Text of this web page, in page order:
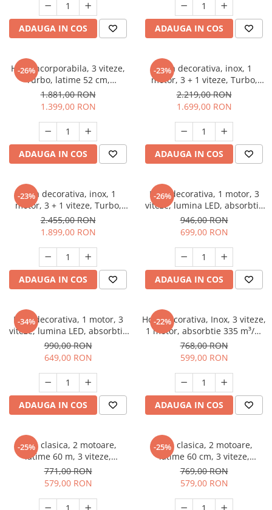
Semanatoare,Plantatoare
Sere
Suflante & Aspiratoare
Aspiratoare
Suflante Frunze
Unelte Gradinarit
Ventilatoare & Sisteme Racire
Aparate de aer conditionat
Zootehnie
Foarfeci tuns oi
Incubatoare oua
ADAUGA IN COS ADAUGA IN COS
-26%
Hota incorporabila, 3 viteze,
Turbo, latime 52 cm,
absorbtie 580 m³/h, lumina
LED, Gri, PYRAMIS
1.881,00 RON
1.399,00 RON
ADAUGA IN COS
-23%
Hota decorativa, inox, 1
motor, 3 + 1 viteze, Turbo,
absorbtie 600 m³/h, latime 60
cm, PYRAMIS
2.219,00 RON
1.699,00 RON
ADAUGA IN COS
-23%
Hota decorativa, inox, 1
motor, 3 + 1 viteze, Turbo,
absorbtie 600 m³/h, latime 90
cm, PYRAMIS
2.455,00 RON
1.899,00 RON
ADAUGA IN COS
-26%
Hota decorativa, 1 motor, 3
viteze, lumina LED, absorbtie
410 m³/h, latime 60 cm, Bej,
PYRAMIS
946,00 RON
699,00 RON
ADAUGA IN COS
-34%
Hota decorativa, 1 motor, 3
viteze, lumina LED, absorbtie
410 m³/h, latime 60 cm,
Negru, PYRAMIS
990,00 RON
649,00 RON
ADAUGA IN COS
-22%
Hota decorativa, Inox, 3 viteze,
1 motor, absorbtie 335 m³/h,
latime 60 cm, lumina LED,
PYRAMIS
768,00 RON
599,00 RON
ADAUGA IN COS
-25%
Hota clasica, 2 motoare,
latime 60 m, 3 viteze,
absorbtie 297 m³/h, Inox,
PYRAMIS
771,00 RON
579,00 RON
-25%
Hota clasica, 2 motoare,
latime 60 cm, 3 viteze,
absorbtie 297 m³/h, Inox,
PYRAMIS
769,00 RON
579,00 RON